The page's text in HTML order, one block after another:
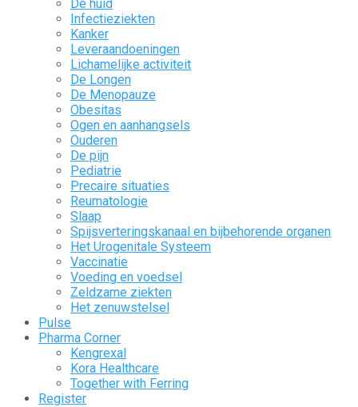
De huid
Infectieziekten
Kanker
Leveraandoeningen
Lichamelijke activiteit
De Longen
De Menopauze
Obesitas
Ogen en aanhangsels
Ouderen
De pijn
Pediatrie
Precaire situaties
Reumatologie
Slaap
Spijsverteringskanaal en bijbehorende organen
Het Urogenitale Systeem
Vaccinatie
Voeding en voedsel
Zeldzame ziekten
Het zenuwstelsel
Pulse
Pharma Corner
Kengrexal
Kora Healthcare
Together with Ferring
Register